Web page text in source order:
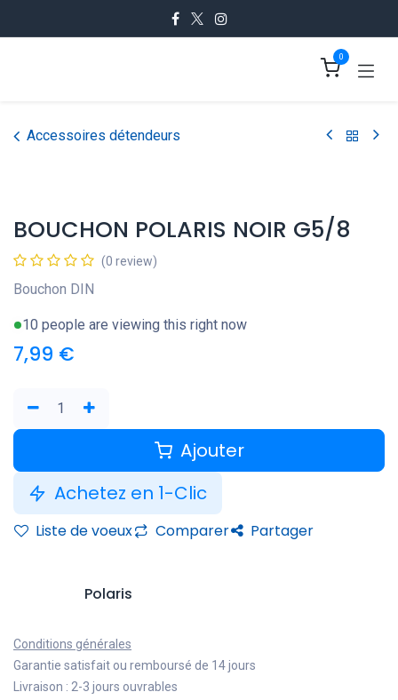
0
Accessoires détendeurs
BOUCHON POLARIS NOIR G5/8
(0 review)
Bouchon DIN
10 people are viewing this right now
7,99 €
Ajouter
Achetez en 1-Clic
Liste de voeux Comparer Partager
Polaris
Conditions générales
Garantie satisfait ou remboursé de 14 jours
Livraison : 2-3 jours ouvrables